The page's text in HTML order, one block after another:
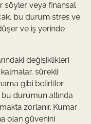
söyler veya finansal
bu durum stres ve
ve iş yerinde
değişiklikleri
sürekli
gibi belirtiler
durumun altında
zorlanır. Kumar
olan güvenini